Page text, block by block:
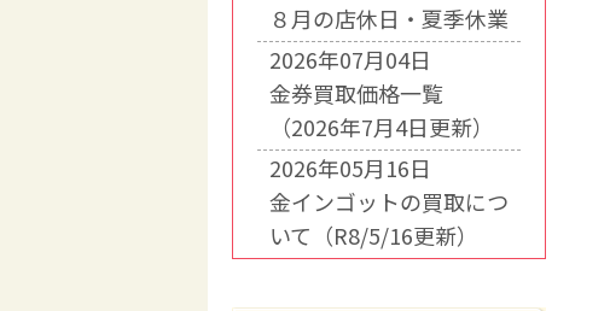
８月の店休日・夏季休業
2026年07月04日
金券買取価格一覧
（2026年7月4日更新）
2026年05月16日
金インゴットの買取につ
いて（R8/5/16更新）